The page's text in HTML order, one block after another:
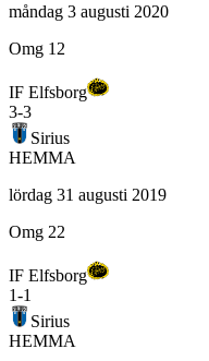
måndag 3 augusti 2020
Omg 12
IF Elfsborg
3-3
Sirius
HEMMA
lördag 31 augusti 2019
Omg 22
IF Elfsborg
1-1
Sirius
HEMMA